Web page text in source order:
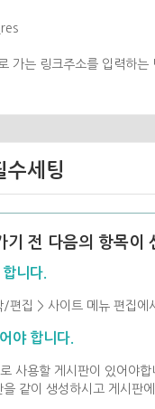
가는 링크주소를 입력하는
수세팅
기 전 다음의 항목이
니다.
편집 > 사이트 메뉴 편집에
야 합니다.
사용할 게시판이 있어야합
같이 생성하시고 게시판